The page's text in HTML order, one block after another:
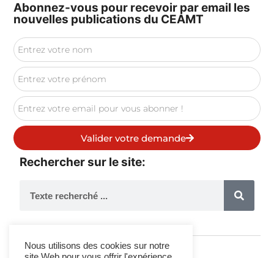
Abonnez-vous pour recevoir par email les
nouvelles publications du CEAMT
Valider votre demande
Rechercher sur le site:
Nous utilisons des cookies sur notre